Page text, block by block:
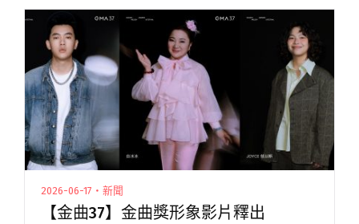
靜、JOYCE 就以斯等新人獎入圍者登台演出"
2026-06-17・新聞
【金曲37】金曲獎形象影片釋出